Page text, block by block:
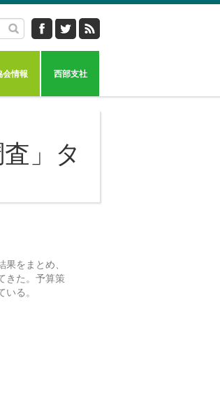
会情報 西部支社
」タ
をまとめ、
きた。予算策
る。